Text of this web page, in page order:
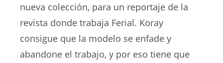
nueva colección, para un reportaje de la
revista donde trabaja Ferial. Koray
consigue que la modelo se enfade y
abandone el trabajo, y por eso tiene que